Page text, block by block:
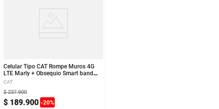
Celular Tipo CAT Rompe Muros 4G
LTE Marly + Obsequio Smart band
D20
CAT
$ 189.900 -20%
$ 237.900